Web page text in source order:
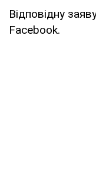
Відповідну
Facebook.